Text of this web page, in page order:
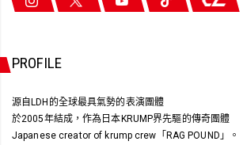
PROFILE
源自LDH的全球最具氣勢的表演團體
於2005年結成，作為日本KRUMP界先驅的傳奇團體
Japanese creator of krump crew「RAG POUND」。